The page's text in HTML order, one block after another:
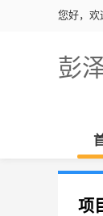
您好，欢
彭
项